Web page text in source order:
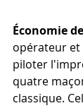
Économie
opérateur et
piloter
quatre
classique.